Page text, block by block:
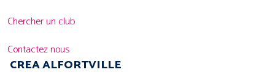
Chercher un club
Contactez nous
CREA ALFORTVILLE